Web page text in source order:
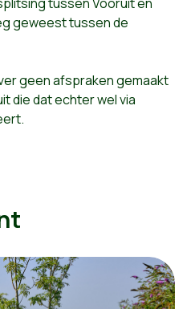
geweest tussen de
geen afspraken gemaakt
die dat echter wel via